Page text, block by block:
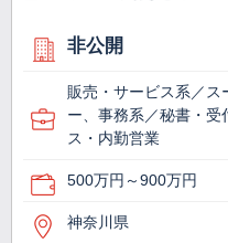
非公開
販売・サービス系／ス
ー、事務系／秘書・
ス・内勤営業
500万円～900万円
神奈川県